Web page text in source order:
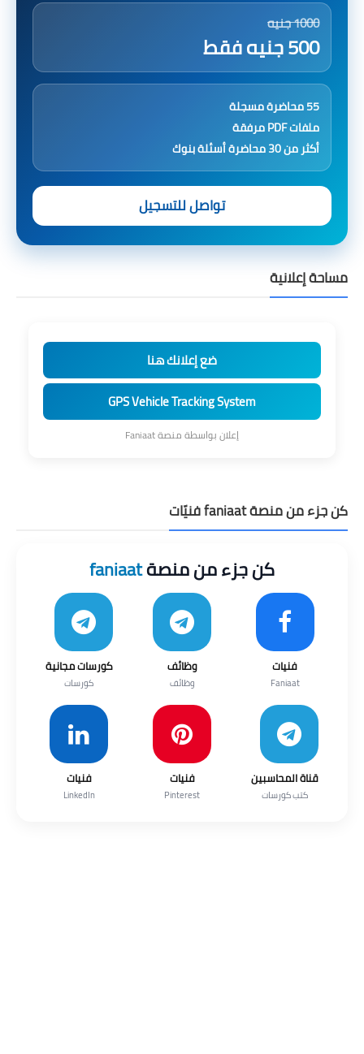
1000 جنيه
500 جنيه فقط
55 محاضرة مسجلة
ملفات PDF مرفقة
أكثر من 30 محاضرة أسئلة بنوك
تواصل للتسجيل
مساحة إعلانية
ضع إعلانك هنا
GPS Vehicle Tracking System
إعلان بواسطة منصة Faniaat
كن جزء من منصة faniaat فنيّات
كن جزء من منصةfaniaat
فنيات
Faniaat
وظائف
وظائف
كورسات مجانية
كورسات
قناة المحاسبين
كتب كورسات
فنيات
Pinterest
فنيات
LinkedIn